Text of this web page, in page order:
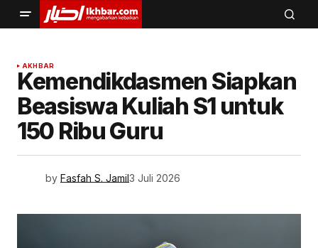
AKHBAR
Kemendikdasmen Siapkan
Beasiswa Kuliah S1 untuk
150 Ribu Guru
by Fasfah S. Jamil3 Juli 2026